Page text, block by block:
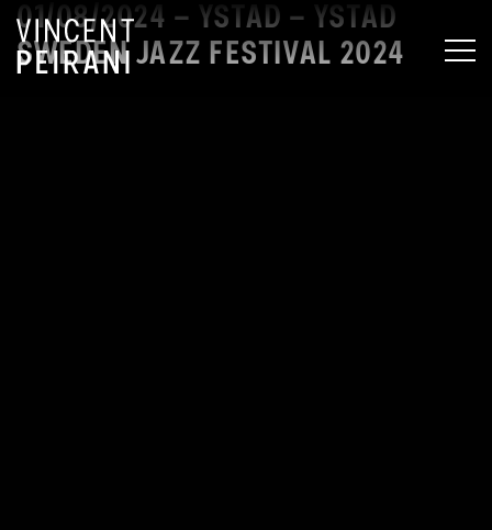
01/08/2024 – YSTAD – YSTAD
SWEDEN JAZZ FESTIVAL 2024